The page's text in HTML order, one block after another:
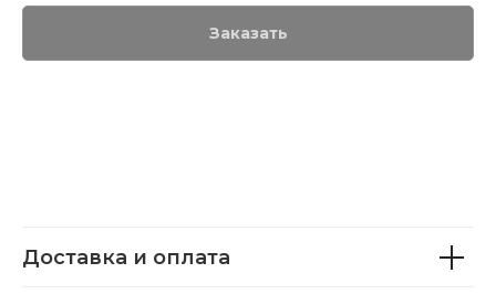
Заказать
Доставка и оплата